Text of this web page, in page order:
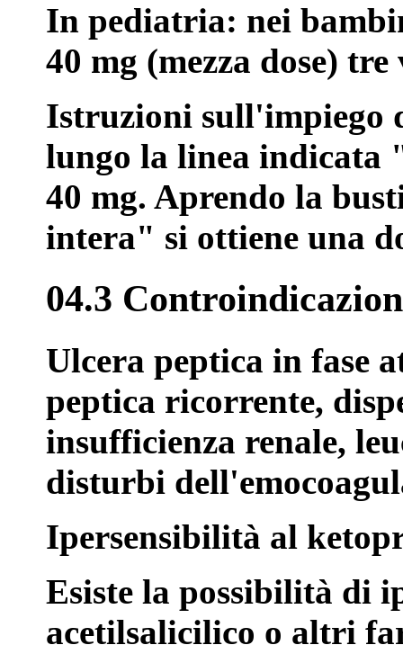
In pediatria: nei
40 mg (mezza dose)
Istruzioni sull'impiego
lungo la linea indicata
40 mg. Aprendo la
intera" si ottiene una
04.3
Ulcera peptica in fase
peptica ricorrente,
insufficienza renale,
disturbi
Ipersensibilità al
Esiste la possibilità di
acetilsalicilico o altri